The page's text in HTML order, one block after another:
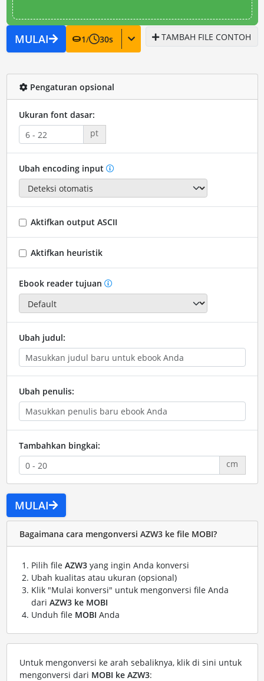
MULAI 1/ 30s TAMBAH FILE CONTOH
Pengaturan opsional
Ukuran font dasar:
pt
Ubah encoding input
Aktifkan output ASCII
Aktifkan heuristik
Ebook reader tujuan
Ubah judul:
Ubah penulis:
Tambahkan bingkai:
cm
MULAI
Bagaimana cara mengonversi AZW3 ke file MOBI?
Pilih file AZW3yang ingin Anda konversi
Ubah kualitas atau ukuran (opsional)
Klik "Mulai konversi" untuk mengonversi file Anda
dari AZW3 ke MOBI
Unduh file MOBI Anda
Untuk mengonversi ke arah sebaliknya, klik di sini untuk
mengonversi dari MOBI ke AZW3: